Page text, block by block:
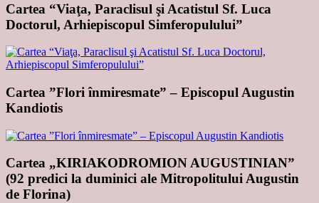
Cartea “Viaţa, Paraclisul şi Acatistul Sf. Luca
Doctorul, Arhiepiscopul Simferopulului”
Cartea ”Flori înmiresmate” – Episcopul Augustin
Kandiotis
Cartea „KIRIAKODROMION AUGUSTINIAN”
(92 predici la duminici ale Mitropolitului Augustin
de Florina)